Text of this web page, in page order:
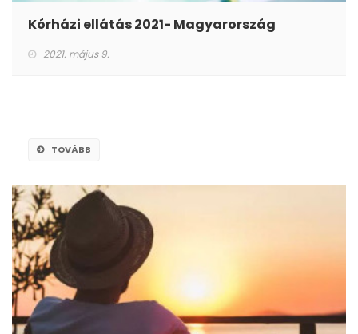
Kórházi ellátás 2021- Magyarország
2021. május 9.
TOVÁBB